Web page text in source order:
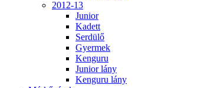
2012-13
Junior
Kadett
Serdülő
Gyermek
Kenguru
Junior lány
Kenguru lány